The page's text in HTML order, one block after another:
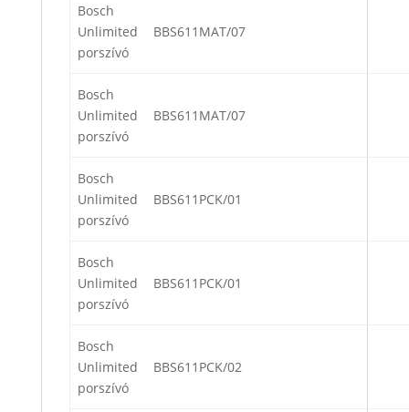
Bosch
Unlimited
porszívó
BBS611MAT/07
Bosch
Unlimited
porszívó
BBS611MAT/07
Bosch
Unlimited
porszívó
BBS611PCK/01
Bosch
Unlimited
porszívó
BBS611PCK/01
Bosch
Unlimited
porszívó
BBS611PCK/02